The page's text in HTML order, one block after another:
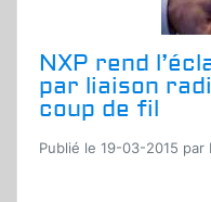
NXP rend
par liaison
coup de fil
Publié le 19-03-2015 par